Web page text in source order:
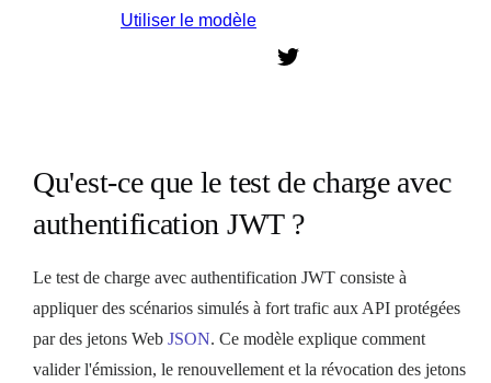
Utiliser le modèle
Qu'est-ce que le test de charge avec
authentification JWT ?
Le test de charge avec authentification JWT consiste à
appliquer des scénarios simulés à fort trafic aux API protégées
par des jetons Web JSON. Ce modèle explique comment
valider l'émission, le renouvellement et la révocation des jetons